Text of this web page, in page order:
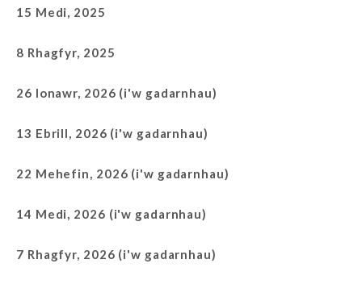
15 Medi, 2025
8 Rhagfyr, 2025
26 Ionawr, 2026 (i'w gadarnhau)
13 Ebrill, 2026 (i'w gadarnhau)
22 Mehefin, 2026 (i'w gadarnhau)
14 Medi, 2026 (i'w gadarnhau)
7 Rhagfyr, 2026 (i'w gadarnhau)